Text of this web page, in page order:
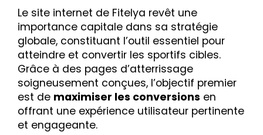
Le site internet de Fitelya revêt une
importance capitale dans sa stratégie
globale, constituant l’outil essentiel pour
atteindre et convertir les sportifs cibles.
Grâce à des pages d’atterrissage
soigneusement conçues, l’objectif premier
est de maximiser les conversions en
offrant une expérience utilisateur pertinente
et engageante.